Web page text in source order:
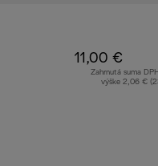
11,00 €
Zahrnutá suma
výške 2,06 €